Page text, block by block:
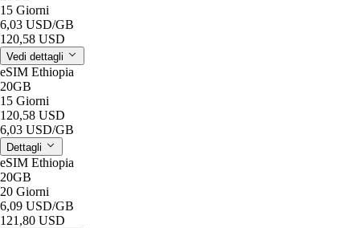
15 Giorni
6,03 USD/GB
120,58 USD
Vedi dettagli
eSIM Ethiopia
20GB
15 Giorni
120,58 USD
6,03 USD/GB
Dettagli
eSIM Ethiopia
20GB
20 Giorni
6,09 USD/GB
121,80 USD